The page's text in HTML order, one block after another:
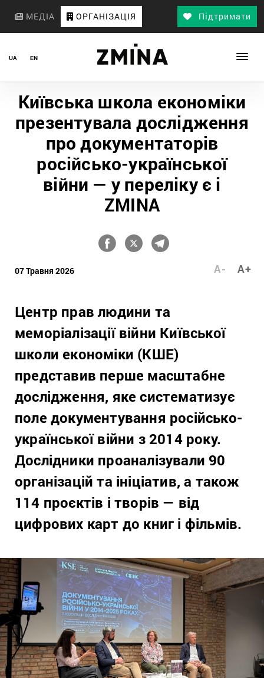
МЕДІА ОРГАНІЗАЦІЯ Підтримати
UA EN
Київська школа економіки
презентувала дослідження
про документаторів
російсько-української
війни — у переліку є і
ZMINA
07 Травня 2026 A+
A-
Центр прав людини та
меморіалізації війни Київської
школи економіки (КШЕ)
представив перше масштабне
дослідження, яке систематизує
поле документування російсько-
української війни з 2014 року.
Дослідники проаналізували 90
організацій та ініціатив, а також
114 проєктів і творів — від
цифрових карт до книг і фільмів.